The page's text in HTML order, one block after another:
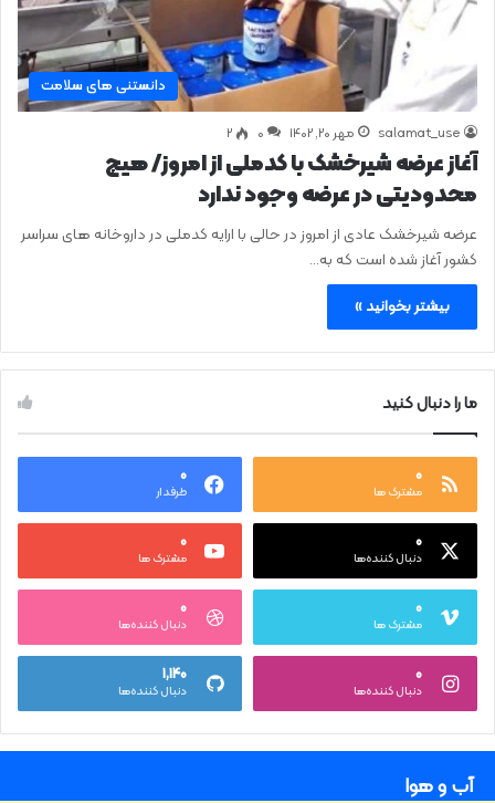
دانستنی های سلامت
salamat_use مهر ۲۰, ۱۴۰۲ 0 ۲
آغاز عرضه شیرخشک با کدملی از امروز/ هیچ
محدودیتی در عرضه وجود ندارد
عرضه شیرخشک عادی از امروز در حالی با ارایه کدملی در داروخانه های سراسر
کشور آغاز شده است که به…
بیشتر بخوانید »
ما را دنبال کنید
۰
مشترک ها
۰
طرفدار
۰
دنبال کننده‌ها
۰
مشترک ها
۰
مشترک ها
۰
دنبال کننده‌ها
۰
دنبال کننده‌ها
۱,۱۴۰
دنبال کننده‌ها
آب و هوا